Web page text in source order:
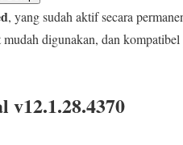
, yang sudah aktif secara
digunakan, dan kompatibel
v12.1.28.4370